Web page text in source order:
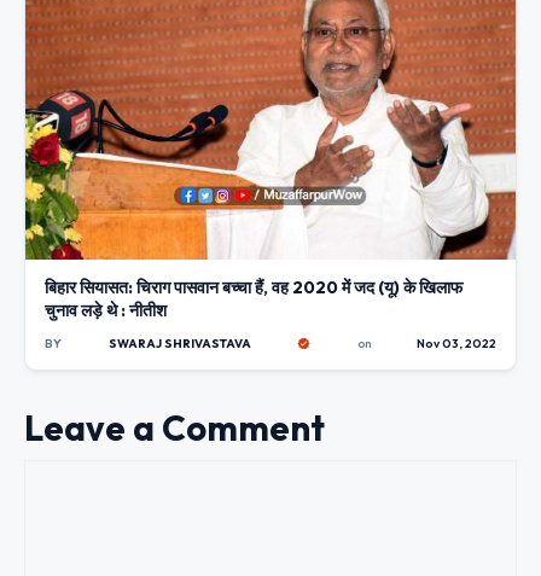
बिहार सियासत: चिराग पासवान बच्चा हैं, वह 2020 में जद (यू) के खिलाफ
चुनाव लड़े थे : नीतीश
BY SWARAJ SHRIVASTAVA on Nov 03, 2022
Leave a Comment